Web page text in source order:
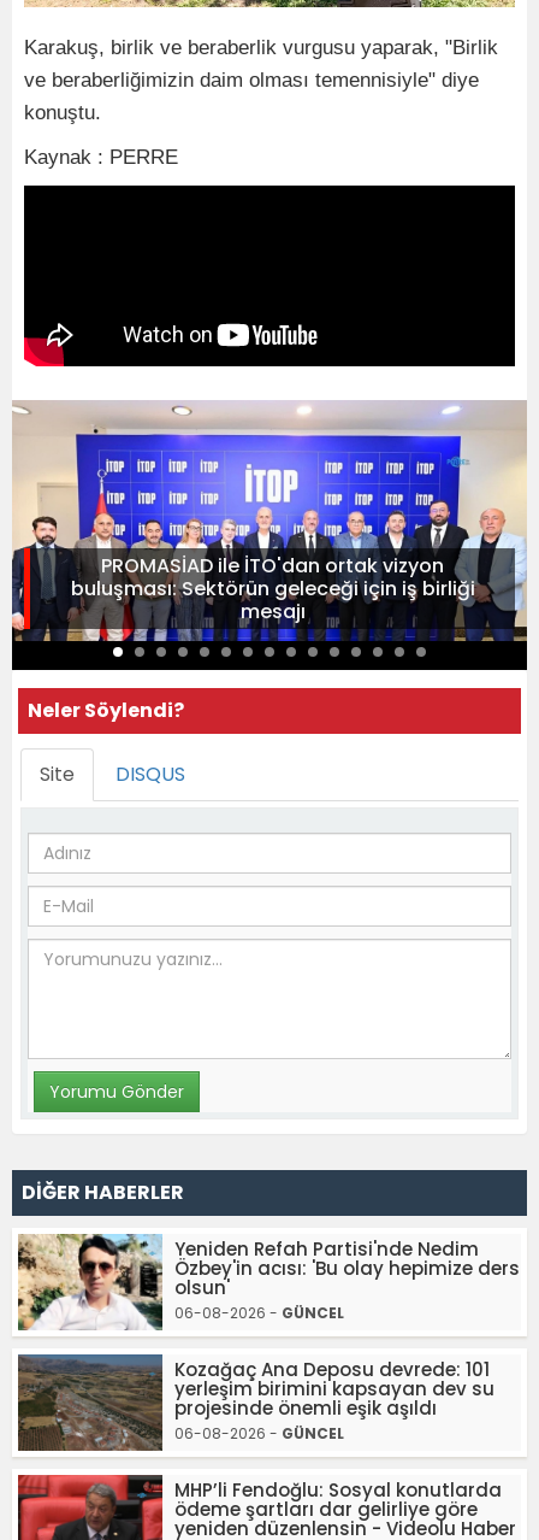
Karakuş, birlik ve beraberlik vurgusu yaparak, "Birlik
ve beraberliğimizin daim olması temennisiyle" diye
konuştu.
Kaynak : PERRE
PROMASİAD ile İTO'dan ortak vizyon
buluşması: Sektörün geleceği için iş birliği
mesajı
Neler Söylendi?
Site DISQUS
DİĞER HABERLER
Yeniden Refah Partisi'nde Nedim
Özbey'in acısı: 'Bu olay hepimize ders
olsun'
06-08-2026 - GÜNCEL
Kozağaç Ana Deposu devrede: 101
yerleşim birimini kapsayan dev su
projesinde önemli eşik aşıldı
06-08-2026 - GÜNCEL
MHP’li Fendoğlu: Sosyal konutlarda
ödeme şartları dar gelirliye göre
yeniden düzenlensin - Videolu Haber